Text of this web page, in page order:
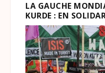
LA GAUCHE
KURDE : EN